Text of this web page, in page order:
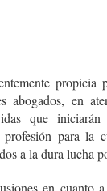
propicia
abogados, en
que
profesión para la
a la dura lucha
en cuanto